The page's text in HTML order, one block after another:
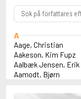
A
Aage, Christian
Aakeson, Kim Fupz
Aalbæk Jensen, Erik
Aamodt, Bjørn
Abbey, Kieran